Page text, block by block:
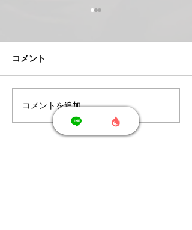
8/7(金)当ジムチケット(回
数券)のご案内
コメント
コメントを追加…